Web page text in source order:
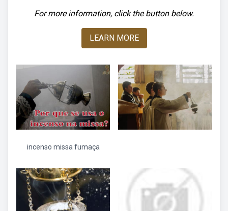
For more information, click the button below.
LEARN MORE
incenso missa fumaça